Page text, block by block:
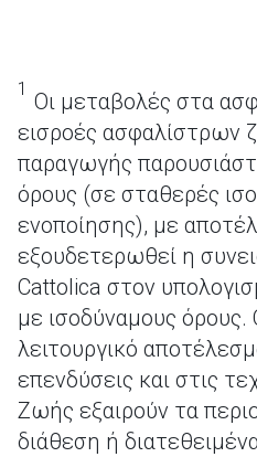
1 Οι μεταβολές στα
εισροές ασφαλίστρων
παραγωγής
όρους (σε σταθερές
ενοποίησης), με
εξουδετερωθεί η
Cattolica στον
με ισοδύναμους όρους.
λειτουργικό
επενδύσεις και στις
Ζωής εξαιρούν τα
διάθεση ή